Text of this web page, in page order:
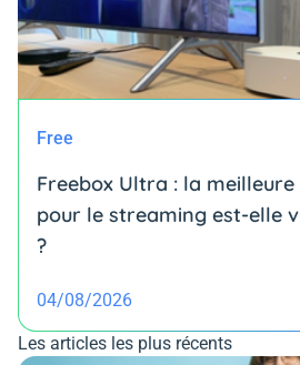
Free
Freebox Ultra : la
pour le streaming est-elle
?
04/08/2026
Les articles les plus récents